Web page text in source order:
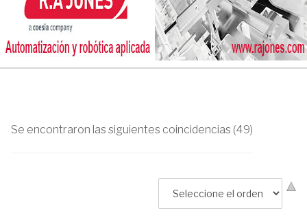
Se encontraron las siguientes coincidencias (49)